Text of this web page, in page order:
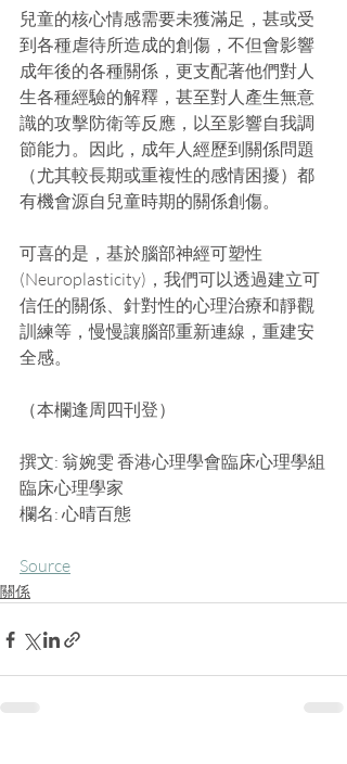
兒童的核心情感需要未獲滿足，甚或受
到各種虐待所造成的創傷，不但會影響
成年後的各種關係，更支配著他們對人
生各種經驗的解釋，甚至對人產生無意
識的攻擊防衛等反應，以至影響自我調
節能力。因此，成年人經歷到關係問題
（尤其較長期或重複性的感情困擾）都
有機會源自兒童時期的關係創傷。
可喜的是，基於腦部神經可塑性
(Neuroplasticity)，我們可以透過建立可
信任的關係、針對性的心理治療和靜觀
訓練等，慢慢讓腦部重新連線，重建安
全感。
（本欄逢周四刊登）
撰文: 翁婉雯 香港心理學會臨床心理學組
臨床心理學家
欄名: 心晴百態
Source
關係